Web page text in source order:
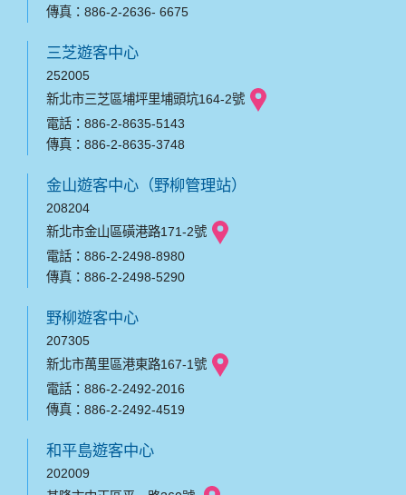
傳真：886-2-2636- 6675
三芝遊客中心
252005
新北市三芝區埔坪里埔頭坑164-2號
電話：886-2-8635-5143
傳真：886-2-8635-3748
金山遊客中心（野柳管理站）
208204
新北市金山區磺港路171-2號
電話：886-2-2498-8980
傳真：886-2-2498-5290
野柳遊客中心
207305
新北市萬里區港東路167-1號
電話：886-2-2492-2016
傳真：886-2-2492-4519
和平島遊客中心
202009